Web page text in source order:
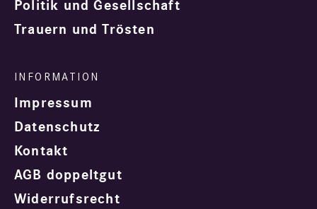
Politik und Gesellschaft
Trauern und Trösten
Impressum
Datenschutz
Kontakt
AGB doppeltgut
Widerrufsrecht